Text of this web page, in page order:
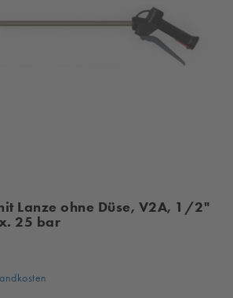
Lanze ohne Düse, V2A, 1/2"
25 bar